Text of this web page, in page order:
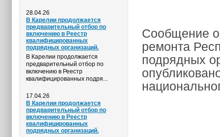
28.04.26
В Карелии продолжается
предварительный отбор по
включению в Реестр
квалифицированных
подрядных организаций.
В Карелии продолжается
предварительный отбор по
включению в Реестр
квалифицированных подря...
17.04.26
В Карелии продолжается
предварительный отбор по
включению в Реестр
квалифицированных
подрядных организаций.
Сообщение о
ремонта
подрядных